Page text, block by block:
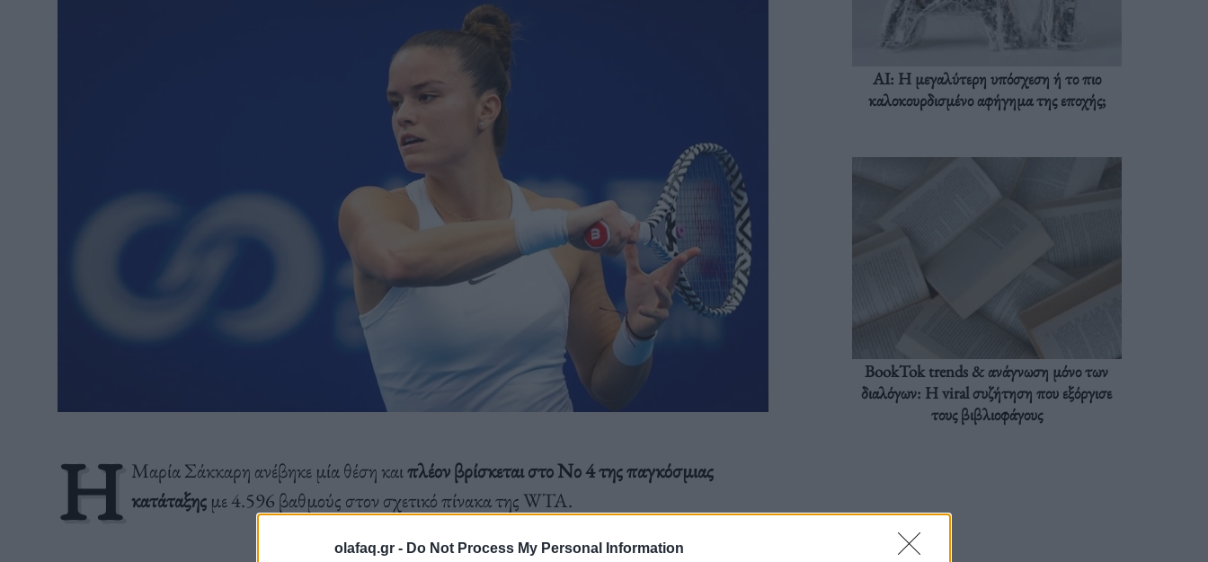
olafaq.gr - Do Not Process My Personal Information
Η Μαρία Σάκκαρη ανέβηκε μία θέση καιπλέον βρίσκεται στο Νο 4 της παγκόσμιας
κατάταξηςμε 4.596 βαθμούς στον σχετικό πίνακα της WTA.
AI: Η μεγαλύτερη υπόσχεση ή το πιο
καλοκουρδισμένο αφήγημα της εποχής;
BookTok trends & ανάγνωση μόνο των
διαλόγων: Η viral συζήτηση που εξόργισε
τους βιβλιοφάγους